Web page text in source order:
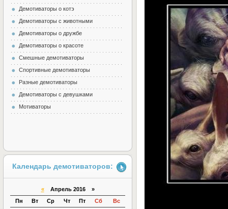
Демотиваторы о котэ
Демотиваторы с животными
Демотиваторы о дружбе
Демотиваторы о красоте
Смешные демотиваторы
Спортивные демотиваторы
Разные демотиваторы
Демотиваторы с девушками
Мотиваторы
Календарь демотиваторов:
«Апрель 2016 »
Пн
Вт Ср Чт Пт Сб
Вс